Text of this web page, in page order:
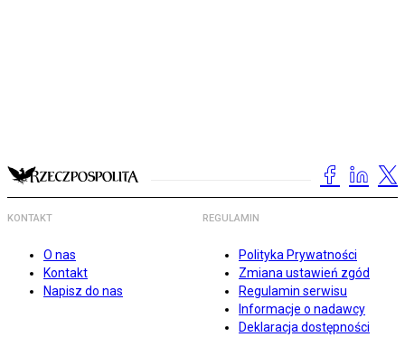
KONTAKT
O nas
Kontakt
Napisz do nas
REGULAMIN
Polityka Prywatności
Zmiana ustawień zgód
Regulamin serwisu
Informacje o nadawcy
Deklaracja dostępności